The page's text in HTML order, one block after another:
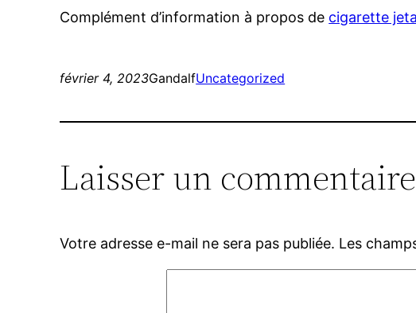
Complément d’information à propos de cigarette
février 4, 2023GandalfUncategorized
Laisser un commentaire
Votre adresse e-mail ne sera pas publiée. Les